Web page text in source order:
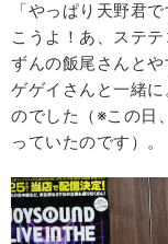
「やっぱり天野君
こうよ！あ、ステ
ずんの飯尾さんと
ゲゲイさんと一緒
のでした（※この日
っていたのです）。